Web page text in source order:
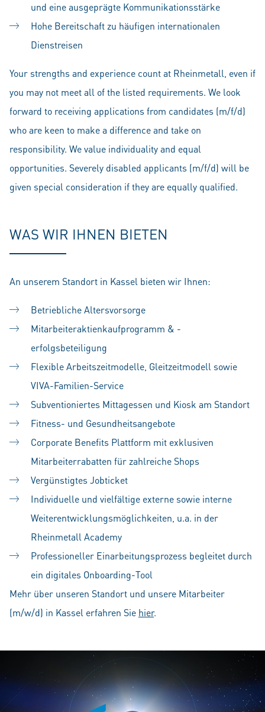
und eine ausgeprägte Kommunikationsstärke
Hohe Bereitschaft zu häufigen internationalen
Dienstreisen
Your strengths and experience count at Rheinmetall, even if
you may not meet all of the listed requirements. We look
forward to receiving applications from candidates (m/f/d)
who are keen to make a difference and take on
responsibility. We value individuality and equal
opportunities. Severely disabled applicants (m/f/d) will be
given special consideration if they are equally qualified.
WAS WIR IHNEN BIETEN
An unserem Standort in Kassel bieten wir Ihnen:
Betriebliche Altersvorsorge
Mitarbeiteraktienkaufprogramm & -
erfolgsbeteiligung
Flexible Arbeitszeitmodelle, Gleitzeitmodell sowie
VIVA-Familien-Service
Subventioniertes Mittagessen und Kiosk am Standort
Fitness- und Gesundheitsangebote
Corporate Benefits Plattform mit exklusiven
Mitarbeiterrabatten für zahlreiche Shops
Vergünstigtes Jobticket
Individuelle und vielfältige externe sowie interne
Weiterentwicklungsmöglichkeiten, u.a. in der
Rheinmetall Academy
Professioneller Einarbeitungsprozess begleitet durch
ein digitales Onboarding-Tool
Mehr über unseren Standort und unsere Mitarbeiter
(m/w/d) in Kassel erfahren Sie hier.